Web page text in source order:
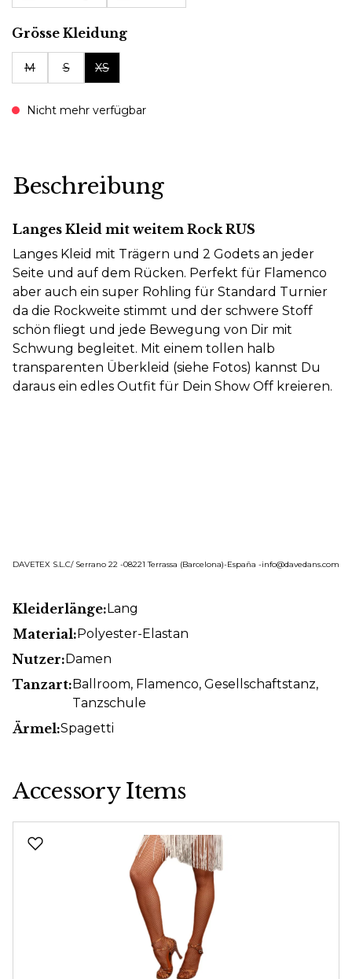
Grösse Kleidungauswählen
M S XS
Nicht mehr verfügbar
Beschreibung
Langes Kleid mit weitem Rock RUS
Langes Kleid mit Trägern und 2 Godets an jeder
Seite und auf dem Rücken. Perfekt für Flamenco
aber auch ein super Rohling für Standard Turnier
da die Rockweite stimmt und der schwere Stoff
schön fliegt und jede Bewegung von Dir mit
Schwung begleitet. Mit einem tollen halb
transparenten Überkleid (siehe Fotos) kannst Du
daraus ein edles Outfit für Dein Show Off kreieren.
DAVETEX S.L.C/ Serrano 22 -08221 Terrassa (Barcelona)-España -info@davedans.com
Kleiderlänge:Lang
Material:Polyester-Elastan
Nutzer:Damen
Tanzart:Ballroom, Flamenco, Gesellschaftstanz,
Tanzschule
Ärmel:Spagetti
Accessory Items